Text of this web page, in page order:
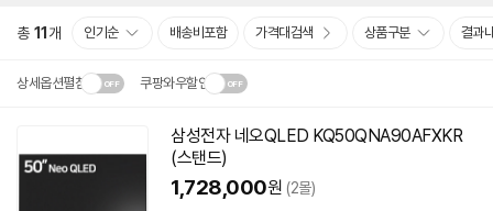
총 11 개 인기순 배송비포함 가격대검색 상품구분 결과
상세옵션펼침 쿠팡와우할인
배송·설치비가 달라집니다.닫
기
삼성전자 네오QLED KQ50QNA90AFXKR
(스탠드)
1,728,000원 (2몰)